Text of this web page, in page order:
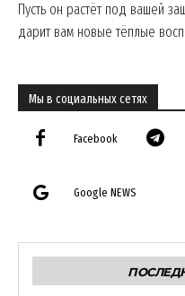
Пусть он растёт под вашей
дарит вам новые тёплые
Мы в социальных сетях
Facebook
Google NEWS